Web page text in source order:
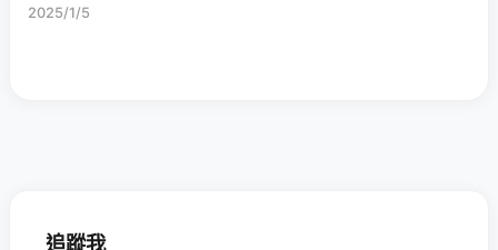
2025/1/5
追蹤我